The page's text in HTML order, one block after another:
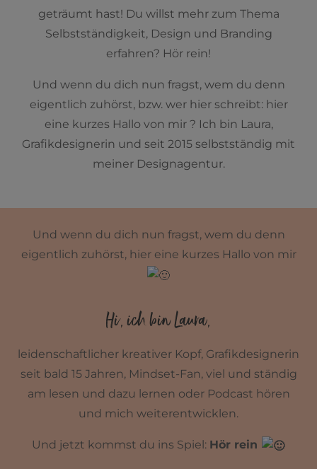
geträumt hast! Du willst mehr zum Thema
Selbstständigkeit, Design und Branding
erfahren? Hör rein!
Und wenn du dich nun fragst, wem du denn
eigentlich zuhörst, bzw. wer hier schreibt: hier
eine kurzes Hallo von mir ? Ich bin Laura,
Grafikdesignerin und seit 2015 selbstständig mit
meiner Designagentur.
Und wenn du dich nun fragst, wem du denn
eigentlich zuhörst, hier eine kurzes Hallo von mir
Hi, ich bin Laura,
leidenschaftlicher kreativer Kopf, Grafikdesignerin
seit bald 15 Jahren, Mindset-Fan, viel und ständig
am lesen und dazu lernen oder Podcast hören
und mich weiterentwicklen.
Und jetzt kommst du ins Spiel: Hör rein